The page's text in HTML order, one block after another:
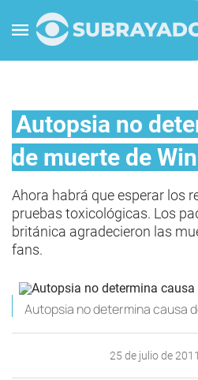
Autopsia no
de muerte de
Ahora habrá que esperar los
pruebas toxicológicas. Los
británica agradecieron las
fans.
Autopsia no determina causa
25 de julio de